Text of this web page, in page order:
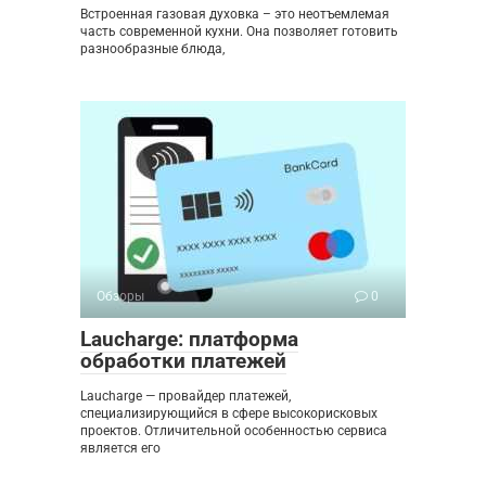
Встроенная газовая духовка – это неотъемлемая
часть современной кухни. Она позволяет готовить
разнообразные блюда,
Обзоры 0
Laucharge: платформа
обработки платежей
Laucharge — провайдер платежей,
специализирующийся в сфере высокорисковых
проектов. Отличительной особенностью сервиса
является его